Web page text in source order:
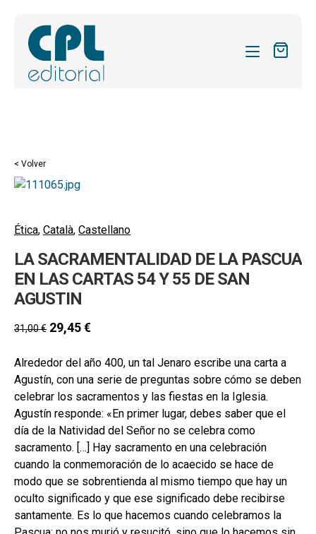
REVISTAS
FORMAS
BLOG
CONTACTO
MI CUENTA
BUSCAR
CAT
ESP
< Volver
Ética, Català, Castellano
LA SACRAMENTALIDAD DE LA PASCUA
EN LAS CARTAS 54 Y 55 DE SAN
AGUSTIN
31,00€ 29,45€
Alrededor del año 400, un tal Jenaro escribe una carta a
Agustín, con una serie de preguntas sobre cómo se deben
celebrar los sacramentos y las fiestas en la Iglesia.
Agustín responde: «En primer lugar, debes saber que el
día de la Natividad del Señor no se celebra como
sacramento. […] Hay sacramento en una celebración
cuando la conmemoración de lo acaecido se hace de
modo que se sobrentienda al mismo tiempo que hay un
oculto significado y que ese significado debe recibirse
santamente. Es lo que hacemos cuando celebramos la